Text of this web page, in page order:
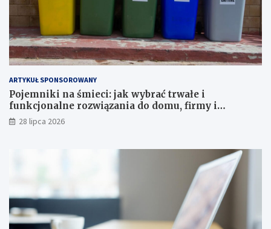
ARTYKUŁ SPONSOROWANY
Pojemniki na śmieci: jak wybrać trwałe i
funkcjonalne rozwiązania do domu, firmy i
instytucji
28 lipca 2026